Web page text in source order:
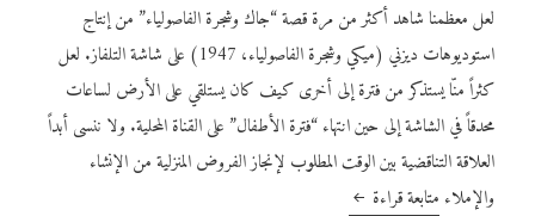
لعل معظمنا شاهد أكثر من مرة قصة “جاك وشجرة الفاصولياء” من إنتاج
استوديوهات ديزني (ميكي وشجرة الفاصولياء، 1947) على شاشة التلفاز. لعل
كثراً منّا يستذكر من فترة إلى أخرى كيف كان يستلقي على الأرض لساعات
محدقاً في الشاشة إلى حين انتهاء “فترة الأطفال” على القناة المحلية. ولا ننسى أبداً
العلاقة التناقضية بين الوقت المطلوب لإنجاز الفروض المنزلية من الإنشاء
والإملاء متابعة قراءة زيارة ثانية لشجرة الفاصولياء العجيبة